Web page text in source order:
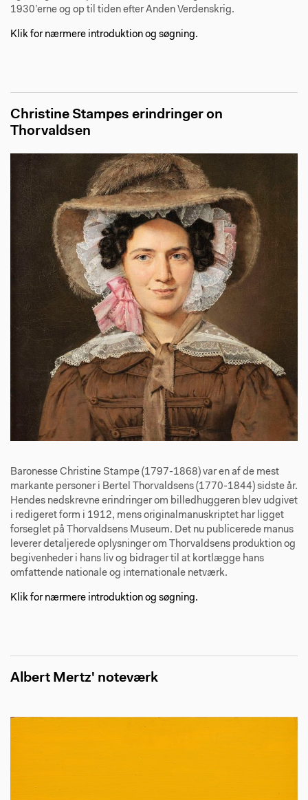
1930’erne og op til tiden efter Anden Verdenskrig.
Klik for nærmere introduktion og søgning.
Christine Stampes erindringer on
Thorvaldsen
Baronesse Christine Stampe (1797-1868) var en af de mest
markante personer i Bertel Thorvaldsens (1770-1844) sidste år.
Hendes nedskrevne erindringer om billedhuggeren blev udgivet
i redigeret form i 1912, mens originalmanuskriptet har ligget
forseglet på Thorvaldsens Museum. Det nu publicerede manus
leverer detaljerede oplysninger om Thorvaldsens produktion og
begivenheder i hans liv og bidrager til at kortlægge hans
omfattende nationale og internationale netværk.
Klik for nærmere introduktion og søgning.
Albert Mertz' noteværk